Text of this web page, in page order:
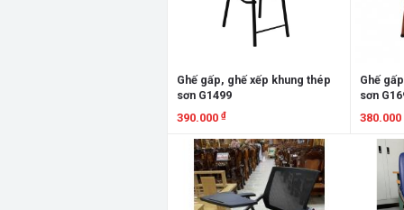
Ghế gấp, ghế xếp khung thép
sơn G1499
390.000 ₫
Xem chi tiết
Ghế
sơn
380.000
Xem